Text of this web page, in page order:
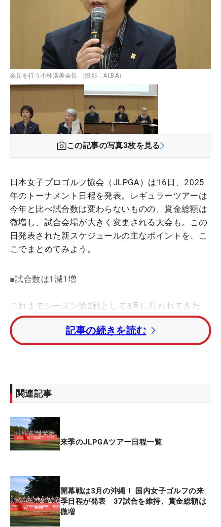
会見を行う小林浩美会長 （撮影：ALBA）
この記事の写真3枚を見る
日本女子プロゴルフ協会（JLPGA）は16日、2025
年のトーナメント日程を発表。レギュラーツアーは
今年と比べ試合数は変わらないものの、賞金総額は
微増し、試合会場が大きく変更される大会も。 この
日発表された新スケジュールの主なポイントを、こ
こでまとめてみよう。
■試合数は1減1増
これまでシーズン第2戦として3月に行われてきた
「明治安田レディス ヨコハマタイヤゴルフ」が開催
中止に。「明治安田レディスゴルフトーナメント」
として新規開催となるが、主催がこれまでの横浜ゴ
ら、宮城県の仙台クラシックゴルフ倶楽部に移る。
これに伴い開幕戦と第2戦の間が、1週間の空き週に
なお公式競技以外でのJLPGA主催大会は、2021年
から23年まで行われていた「楽天スーパーレディー
■2年ぶりに総額が増
全ツアーを合わせた賞金総額は2年ぶりに増額し、
記事の続きを読む
関連記事
来季のJLPGAツアー日程一覧
開幕戦は3月の沖縄！ 国内女子ゴルフの来
季日程が発表 37試合を維持、賞金総額は
微増